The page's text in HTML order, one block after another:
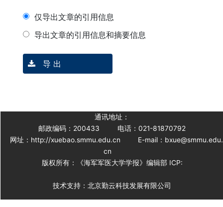
仅导出文章的引用信息
导出文章的引用信息和摘要信息
导 出
通讯地址：
邮政编码：200433
电话：021-81870792
网址：http://xuebao.smmu.edu.cn
E-mail：bxue@smmu.edu.
cn
版权所有：《海军军医大学学报》编辑部 ICP:
技术支持：北京勤云科技发展有限公司